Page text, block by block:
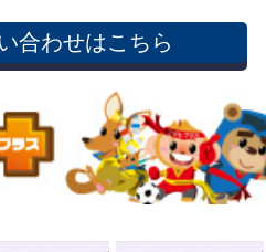
合わせはこちら